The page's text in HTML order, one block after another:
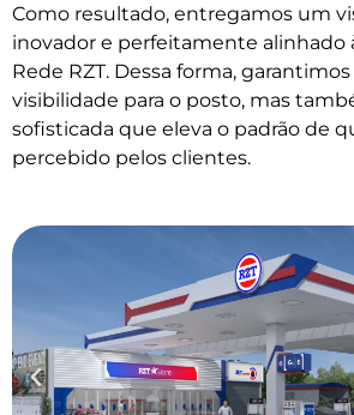
Como resultado, entregamos um
inovador e perfeitamente alinhado
Rede RZT. Dessa forma,
visibilidade para o posto, mas
sofisticada que eleva o padrão de
percebido pelos clientes.